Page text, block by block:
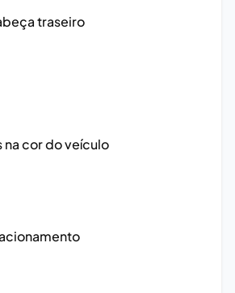
traseiro
na cor do veículo